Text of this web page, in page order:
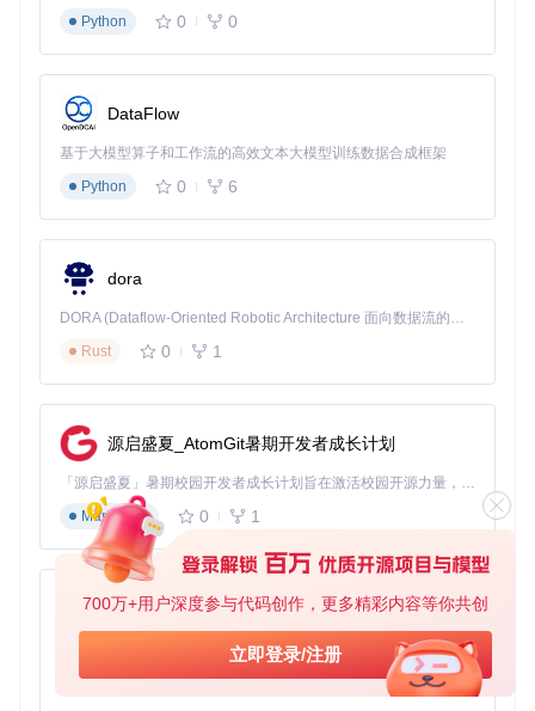
700万+用户深度参与代码创作，更多精彩内容等你共创
立即登录/注册
项目初始配置验证
创建空的Unity项目，切换到WebGL平台
导入微信小游戏适配插件
执行示例场景构建，生成WebGL包
使用转换工具处理构建产物
[!WARNING] 版本兼容性问题：微信小游戏适配插件与Unit
y版本有严格对应关系，需确保使用匹配的插件版本，否则
会出现构建失败或运行时异常。
核心转换：实现Unity到微信小游戏的技术对接
核心转换是移植过程的关键环节，主要包括WebGL包构建、
适配转换处理和基础功能验证三个步骤。
构建适配性WebGL包
仅勾选首屏必要场景，减少初始加载资源
设置合适的压缩格式和质量等级
配置正确的输出路径
图：Unity构建设置界面，显示仅勾选首屏场景的配置方式
Python
0 0
DataFlow
基于大模型算子和工作流的高效文本大模型训练数据合成框架
Python
0 6
dora
DORA (Dataflow-Oriented Robotic Architecture 面向数据流的机器人架构) 是为 AI 与具身智能机器人打造的高性能开发框架，以数据流范式重构开发逻辑，原生支持分布式部署与端边云协同 —— 无需复杂适配，即可实现一体端到端具身大小脑、VLA等模型部署，无缝衔接感知、推理、控制全链路，让 AI 能力与机器人动作深度融合。 依托 Rust 内核与零拷贝通信技术，它将具身大小脑、VLA等模型推理、多模态数据融合延迟压缩至微秒级，同时兼容 ROS2 生态与国产 AI 芯片，彻底降低具身智能机器人的开发门槛，让分布式部署下的 AI 赋能创新更高效、更灵活。
Rust
0 1
源启盛夏_AtomGit暑期开发者成长计划
「源启盛夏」暑期校园开发者成长计划旨在激活校园开源力量，通过积分激励、认证扶持、资源倾斜等形式，引导高校组织和开发者完成「入驻 — 建项目 — 做贡献 — 获认证 — 得资源」的完整闭环。无论你是想带领社团入驻平台的组织者，还是希望用代码贡献证明自己的开发者，都能在这里找到属于你的成长路径。
Markdown
0 1
py-xiaozhi
基于Python的Xiaozhi AI，适用于想要完整Xiaozhi体验而无需拥有专用硬件的用户。
Python
0 1